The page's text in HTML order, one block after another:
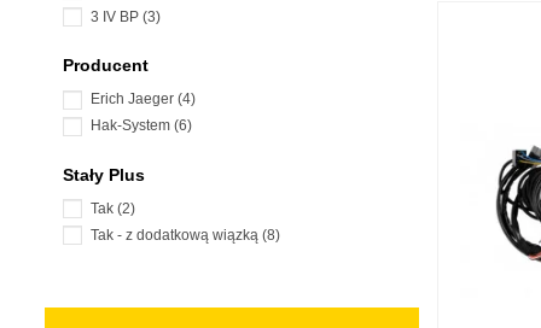
3 IV BP (3)
Producent
Erich Jaeger (4)
Hak-System (6)
Stały Plus
Tak (2)
Tak - z dodatkową wiązką (8)